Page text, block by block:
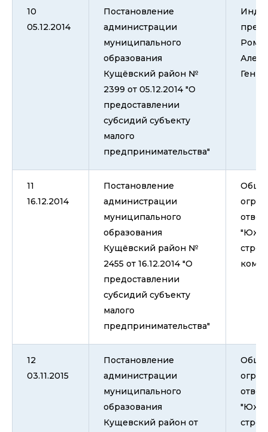
10
05.12.2014
Постановление
администрации
муниципального
образования
Кущёвский район №
2399 от 05.12.2014 "О
предоставлении
субсидий субъекту
малого
предпринимательства"
11
16.12.2014
Постановление
администрации
муниципального
образования
Кущёвский район №
2455 от 16.12.2014 "О
предоставлении
субсидий субъекту
малого
предпринимательства"
12
03.11.2015
Постановление
администрации
муниципального
образования
Кущевский район от